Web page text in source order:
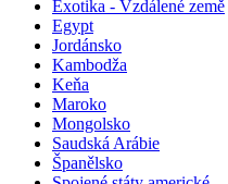
Exotika - Vzdálené země
Egypt
Jordánsko
Kambodža
Keňa
Maroko
Mongolsko
Saudská Arábie
Španělsko